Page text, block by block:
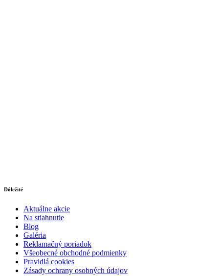
Dôležité
Aktuálne akcie
Na stiahnutie
Blog
Galéria
Reklamačný poriadok
Všeobecné obchodné podmienky
Pravidlá cookies
Zásady ochrany osobných údajov